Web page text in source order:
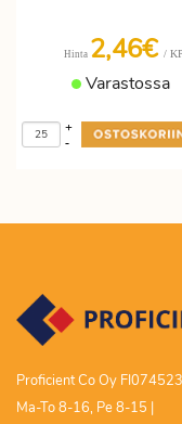
Hinta 2,46€ /
Varastossa
-
+
Proficient Co Oy
Ma-To 8-16, Pe 8-15 |